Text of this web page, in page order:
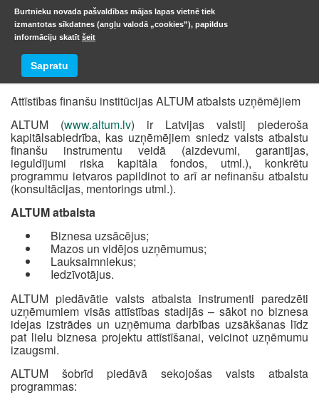
Altum atbalsts uzņēmējdarbībai
Attīstības finanšu institūcijas ALTUM atbalsts uzņēmējiem
ALTUM (www.altum.lv) ir Latvijas valstij piederoša
kapitālsabiedrība, kas uzņēmējiem sniedz valsts atbalstu
finanšu instrumentu veidā (aizdevumi, garantijas,
ieguldījumi riska kapitāla fondos, utml.), konkrētu
programmu ietvaros papildinot to arī ar nefinanšu atbalstu
(konsultācijas, mentorings utml.).
ALTUM atbalsta
Biznesa uzsācējus;
Mazos un vidējos uzņēmumus;
Lauksaimniekus;
Iedzīvotājus.
ALTUM piedāvātie valsts atbalsta instrumenti paredzēti
uzņēmumiem visās attīstības stadijās – sākot no biznesa
idejas izstrādes un uzņēmuma darbības uzsākšanas līdz
pat lielu biznesa projektu attīstīšanai, veicinot uzņēmumu
izaugsmi.
ALTUM šobrīd piedāvā sekojošas valsts atbalsta
programmas:
Burtnieku novada pašvaldības mājas lapas vietnē tiek
izmantotas sīkdatnes (angļu valodā „cookies”), papildus
informāciju skatīt šeit
Sapratu